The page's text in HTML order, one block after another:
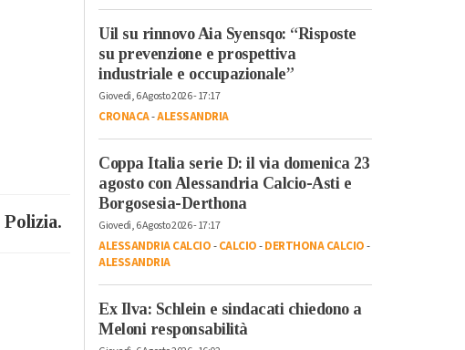
Polizia.
Uil su rinnovo Aia Syensqo: “Risposte
su prevenzione e prospettiva
industriale e occupazionale”
Giovedì, 6 Agosto 2026 - 17:17
CRONACA-ALESSANDRIA
Coppa Italia serie D: il via domenica 23
agosto con Alessandria Calcio-Asti e
Borgosesia-Derthona
Giovedì, 6 Agosto 2026 - 17:17
ALESSANDRIA CALCIO-CALCIO-DERTHONA CALCIO-
ALESSANDRIA
Ex Ilva: Schlein e sindacati chiedono a
Meloni responsabilità